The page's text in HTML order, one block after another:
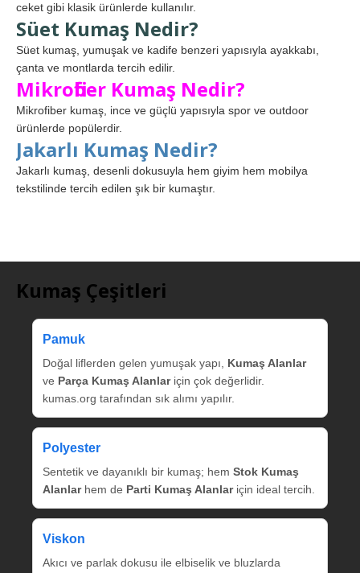
ceket gibi klasik ürünlerde kullanılır.
Süet Kumaş Nedir?
Süet kumaş, yumuşak ve kadife benzeri yapısıyla ayakkabı,
çanta ve montlarda tercih edilir.
Mikrofiber Kumaş Nedir?
Mikrofiber kumaş, ince ve güçlü yapısıyla spor ve outdoor
ürünlerde popülerdir.
Jakarlı Kumaş Nedir?
Jakarlı kumaş, desenli dokusuyla hem giyim hem mobilya
tekstilinde tercih edilen şık bir kumaştır.
Kumaş Çeşitleri
Pamuk
Doğal liflerden gelen yumuşak yapı, Kumaş Alanlar
ve Parça Kumaş Alanlariçin çok değerlidir.
kumas.org tarafından sık alımı yapılır.
Polyester
Sentetik ve dayanıklı bir kumaş; hem Stok Kumaş
Alanlarhem de Parti Kumaş Alanlariçin ideal tercih.
Viskon
Akıcı ve parlak dokusu ile elbiselik ve bluzlarda